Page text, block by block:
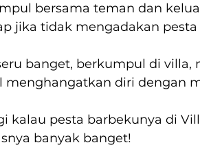
bersama teman dan
jika tidak mengadakan
banget, berkumpul di
menghangatkan diri dengan
kalau pesta barbekunya di
banyak banget!